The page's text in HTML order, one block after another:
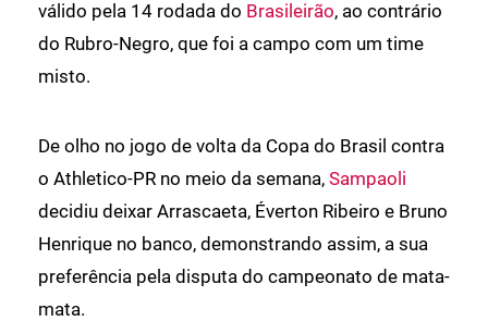
válido pela 14 rodada do Brasileirão, ao contrário
do Rubro-Negro, que foi a campo com um time
misto.
De olho no jogo de volta da Copa do Brasil contra
o Athletico-PR no meio da semana, Sampaoli
decidiu deixar Arrascaeta, Éverton Ribeiro e Bruno
Henrique no banco, demonstrando assim, a sua
preferência pela disputa do campeonato de mata-
mata.